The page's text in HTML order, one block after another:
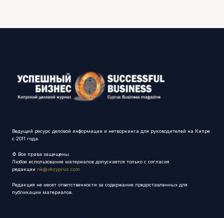
Ведущий ресурс деловой информации и нетворкинга для руководителей на Кипре
с 2011 года.
© Все права защищены.
Любое использование материалов допускается только с согласия
редакции nk@vkcyprus.com
Редакция не несет ответственности за содержание предоставленных для
публикации материалов.